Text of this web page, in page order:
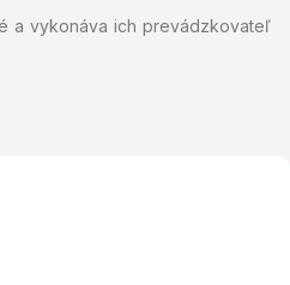
a vykonáva ich prevádzkovateľ